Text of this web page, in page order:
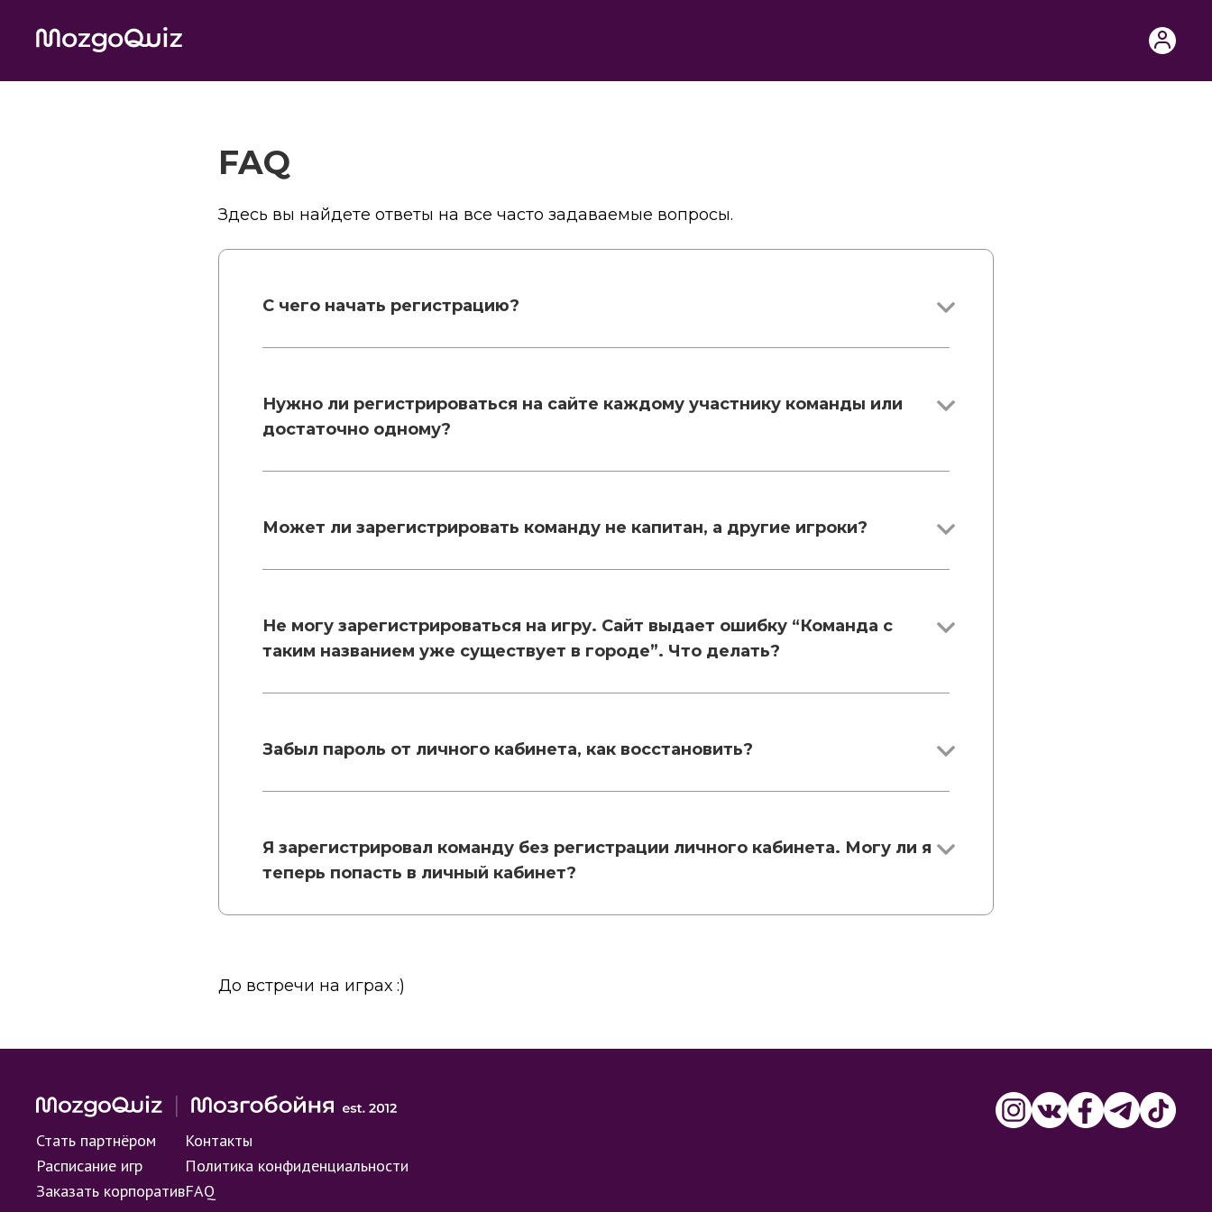
FAQ
Здесь вы найдете ответы на все часто задаваемые вопросы.
С чего начать регистрацию?
Нужно ли регистрироваться на сайте каждому участнику команды или
достаточно одному?
Может ли зарегистрировать команду не капитан, а другие игроки?
Не могу зарегистрироваться на игру. Сайт выдает ошибку “Команда с
таким названием уже существует в городе”. Что делать?
Забыл пароль от личного кабинета, как восстановить?
Я зарегистрировал команду без регистрации личного кабинета. Могу ли я
теперь попасть в личный кабинет?
До встречи на играх :)
Стать партнёром
Расписание игр
Заказать корпоратив
Контакты
Политика конфиденциальности
FAQ